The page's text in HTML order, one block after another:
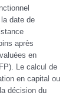
date de
après
en
Le calcul de
en capital ou
décision du